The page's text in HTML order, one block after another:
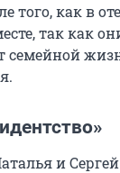
того, как в
так как
семейной
и